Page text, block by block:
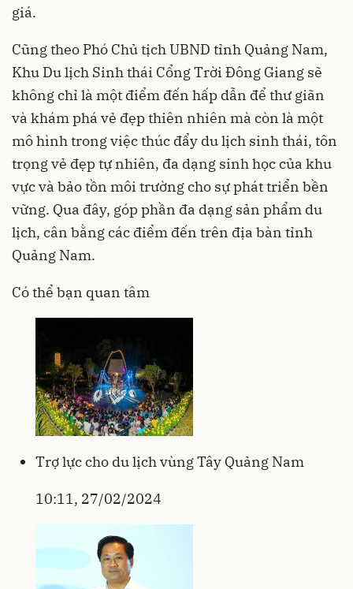
giá.
Cũng theo Phó Chủ tịch UBND tỉnh Quảng Nam,
Khu Du lịch Sinh thái Cổng Trời Đông Giang sẽ
không chỉ là một điểm đến hấp dẫn để thư giãn
và khám phá vẻ đẹp thiên nhiên mà còn là một
mô hình trong việc thúc đẩy du lịch sinh thái, tôn
trọng vẻ đẹp tự nhiên, đa dạng sinh học của khu
vực và bảo tồn môi trường cho sự phát triển bền
vững. Qua đây, góp phần đa dạng sản phẩm du
lịch, cân bằng các điểm đến trên địa bàn tỉnh
Quảng Nam.
Có thể bạn quan tâm
Trợ lực cho du lịch vùng Tây Quảng Nam
10:11, 27/02/2024